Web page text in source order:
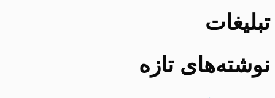
تبلیغات
نوشته‌های تازه